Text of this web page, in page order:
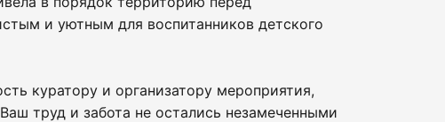
и уютным для воспитанников детского
куратору и организатору мероприятия,
труд и забота не остались незамеченными